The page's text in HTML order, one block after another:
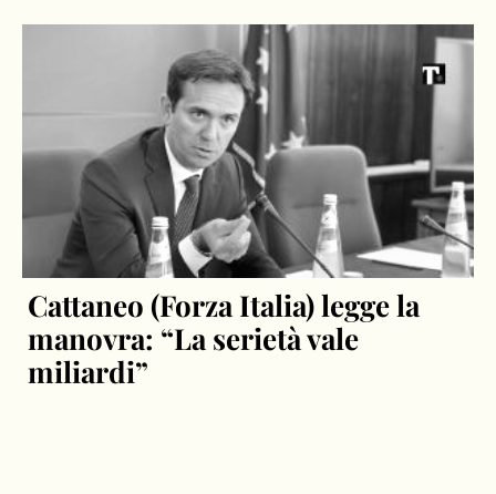
Cattaneo (Forza Italia) legge la
manovra: “La serietà vale
miliardi”